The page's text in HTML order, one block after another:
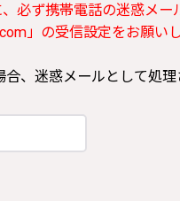
必ず携帯電話の迷惑メ
」の受信設定をお願いし
、迷惑メールとして処